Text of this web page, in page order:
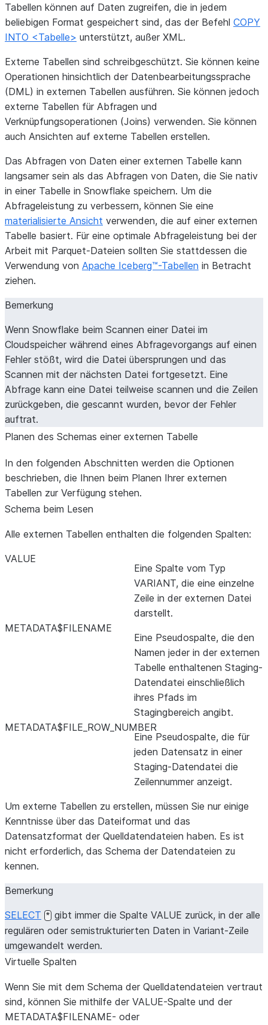
Tabellen können auf Daten zugreifen, die in jedem
beliebigen Format gespeichert sind, das der Befehl COPY
INTO <Tabelle> unterstützt, außer XML.
Externe Tabellen sind schreibgeschützt. Sie können keine
Operationen hinsichtlich der Datenbearbeitungssprache
(DML) in externen Tabellen ausführen. Sie können jedoch
externe Tabellen für Abfragen und
Verknüpfungsoperationen (Joins) verwenden. Sie können
auch Ansichten auf externe Tabellen erstellen.
Das Abfragen von Daten einer externen Tabelle kann
langsamer sein als das Abfragen von Daten, die Sie nativ
in einer Tabelle in Snowflake speichern. Um die
Abfrageleistung zu verbessern, können Sie eine
materialisierte Ansicht verwenden, die auf einer externen
Tabelle basiert. Für eine optimale Abfrageleistung bei der
Arbeit mit Parquet-Dateien sollten Sie stattdessen die
Verwendung von Apache Iceberg™-Tabellen in Betracht
ziehen.
Bemerkung
Wenn Snowflake beim Scannen einer Datei im
Cloudspeicher während eines Abfragevorgangs auf einen
Fehler stößt, wird die Datei übersprungen und das
Scannen mit der nächsten Datei fortgesetzt. Eine
Abfrage kann eine Datei teilweise scannen und die Zeilen
zurückgeben, die gescannt wurden, bevor der Fehler
auftrat.
Planen des Schemas einer externen Tabelle
In den folgenden Abschnitten werden die Optionen
beschrieben, die Ihnen beim Planen Ihrer externen
Tabellen zur Verfügung stehen.
Schema beim Lesen
Alle externen Tabellen enthalten die folgenden Spalten:
VALUE
Eine Spalte vom Typ
VARIANT, die eine einzelne
Zeile in der externen Datei
darstellt.
METADATA$FILENAME
Eine Pseudospalte, die den
Namen jeder in der externen
Tabelle enthaltenen Staging-
Datendatei einschließlich
ihres Pfads im
Stagingbereich angibt.
METADATA$FILE_ROW_NUMBER
Eine Pseudospalte, die für
jeden Datensatz in einer
Staging-Datendatei die
Zeilennummer anzeigt.
Um externe Tabellen zu erstellen, müssen Sie nur einige
Kenntnisse über das Dateiformat und das
Datensatzformat der Quelldatendateien haben. Es ist
nicht erforderlich, das Schema der Datendateien zu
kennen.
Bemerkung
SELECT * gibt immer die Spalte VALUE zurück, in der alle
regulären oder semistrukturierten Daten in Variant-Zeile
umgewandelt werden.
Virtuelle Spalten
Wenn Sie mit dem Schema der Quelldatendateien vertraut
sind, können Sie mithilfe der VALUE-Spalte und der
METADATA$FILENAME- oder